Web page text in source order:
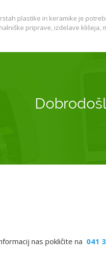
plastike in keramike je
priprave, izdelave
nas pokličite na 041